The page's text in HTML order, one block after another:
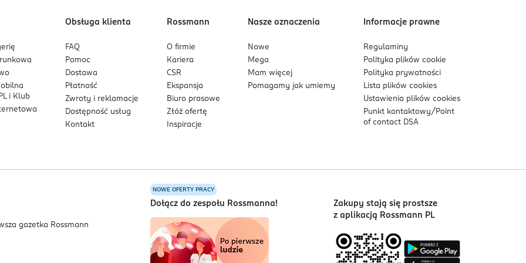
i Klub
Obsługa klienta
FAQ
Pomoc
Dostawa
Płatność
Zwroty i reklamacje
Dostępność usług
Kontakt
Rossmann
O firmie
Kariera
CSR
Ekspansja
Biuro prasowe
Złóż ofertę
Inspiracje
Nasze oznaczenia
Nowe
Mega
Mam więcej
Pomagamy jak umiemy
Informacje prawne
Regulaminy
Polityka plikówcookie
Polityka prywatności
Lista plikówcookies
Ustawienia plikówcookies
Punkt kontaktowy/ Point
of contact DSA
NOWE OFERTY PRACY
Dołącz do zespołu Rossmanna!
Zakupy stają się prostsze
z aplikacją Rossmann PL